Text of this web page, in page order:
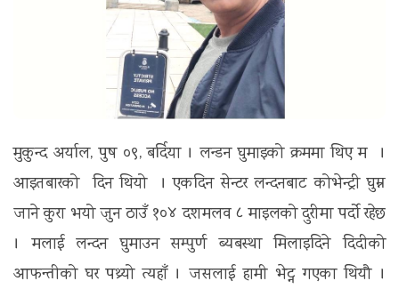
मुकुन्द अर्याल, पुष ०९, बर्दिया । लन्डन घुमाइको क्रममा थिए म ।
आइतबारको दिन थियो । एकदिन सेन्टर लन्दनबाट कोभेन्ट्री घुम्न
जाने कुरा भयो जुन ठाउँ १०४ दशमलव ८ माइलको दुरीमा पर्दो रहेछ
। मलाई लन्दन घुमाउन सम्पुर्ण ब्यबस्था मिलाइदिने दिदीको
आफन्तीको घर पथ्र्यो त्यहाँ । जसलाई हामी भेट्न गएका थियौ ।